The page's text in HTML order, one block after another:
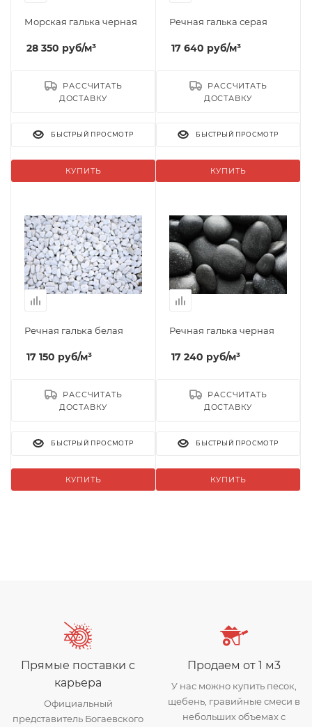
Морская галька черная
28 350 руб/м³
КУПИТЬ
РАССЧИТАТЬ
ДОСТАВКУ
БЫСТРЫЙ ПРОСМОТР
Речная галька серая
17 640 руб/м³
КУПИТЬ
РАССЧИТАТЬ
ДОСТАВКУ
БЫСТРЫЙ ПРОСМОТР
Речная галька белая
17 150 руб/м³
КУПИТЬ
РАССЧИТАТЬ
ДОСТАВКУ
БЫСТРЫЙ ПРОСМОТР
Речная галька черная
17 240 руб/м³
КУПИТЬ
РАССЧИТАТЬ
ДОСТАВКУ
БЫСТРЫЙ ПРОСМОТР
Прямые поставки с
карьера
Официальный
представитель Богаевского
Продаем от 1 м3
У нас можно купить песок,
щебень, гравийные смеси в
небольших объемах с